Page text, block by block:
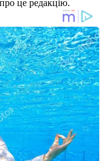
це редакцію.